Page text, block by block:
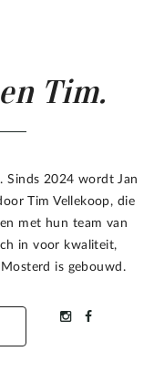
en Tim.
Sinds 2024 wordt Jan
Tim Vellekoop, die
met hun team van
in voor kwaliteit,
is gebouwd.